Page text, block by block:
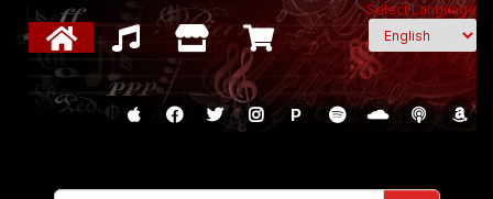
Select Language
P